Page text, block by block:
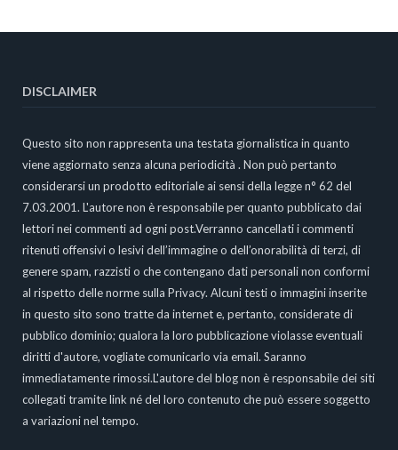
DISCLAIMER
Questo sito non rappresenta una testata giornalistica in quanto
viene aggiornato senza alcuna periodicità . Non può pertanto
considerarsi un prodotto editoriale ai sensi della legge n° 62 del
7.03.2001. L'autore non è responsabile per quanto pubblicato dai
lettori nei commenti ad ogni post.Verranno cancellati i commenti
ritenuti offensivi o lesivi dell’immagine o dell’onorabilità di terzi, di
genere spam, razzisti o che contengano dati personali non conformi
al rispetto delle norme sulla Privacy. Alcuni testi o immagini inserite
in questo sito sono tratte da internet e, pertanto, considerate di
pubblico dominio; qualora la loro pubblicazione violasse eventuali
diritti d'autore, vogliate comunicarlo via email. Saranno
immediatamente rimossi.L'autore del blog non è responsabile dei siti
collegati tramite link né del loro contenuto che può essere soggetto
a variazioni nel tempo.